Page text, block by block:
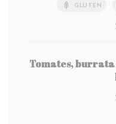
GLUTEN
Tomates,